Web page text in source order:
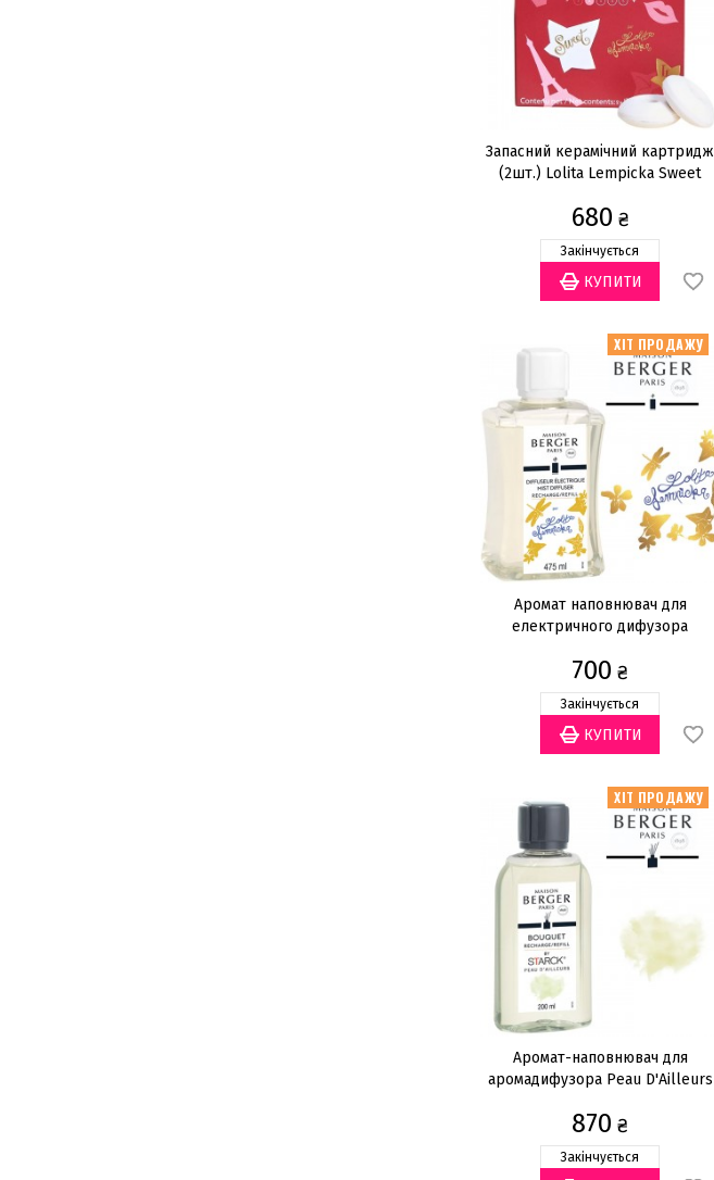
Запасний керамічний картридж
(2шт.) Lolita Lempicka Sweet
680 ₴
Закінчується
ХІТ ПРОДАЖУ
Аромат наповнювач для
електричного дифузора
700 ₴
Закінчується
ХІТ ПРОДАЖУ
Аромат-наповнювач для
аромадифузора Peau D'Ailleurs
870 ₴
Закінчується